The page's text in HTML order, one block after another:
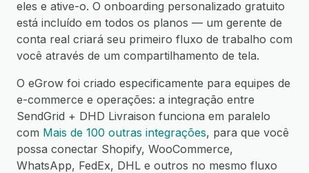
eles e ative-o. O onboarding personalizado gratuito
está incluído em todos os planos — um gerente de
conta real criará seu primeiro fluxo de trabalho com
você através de um compartilhamento de tela.
O eGrow foi criado especificamente para equipes de
e-commerce e operações: a integração entre
SendGrid + DHD Livraison funciona em paralelo
com Mais de 100 outras integrações, para que você
possa conectar Shopify, WooCommerce,
WhatsApp, FedEx, DHL e outros no mesmo fluxo